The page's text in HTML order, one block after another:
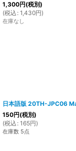
1,300円(税別)
(税込 : 1,430円)
在庫なし
日本語版 20TH-JPC06
150円(税別)
(税込 : 165円)
在庫数 5点